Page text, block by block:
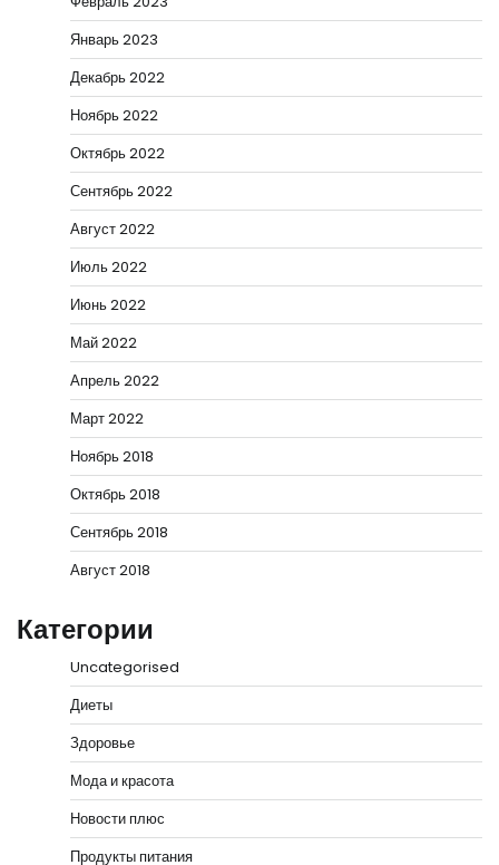
Январь 2023
Декабрь 2022
Ноябрь 2022
Октябрь 2022
Сентябрь 2022
Август 2022
Июль 2022
Июнь 2022
Май 2022
Апрель 2022
Март 2022
Ноябрь 2018
Октябрь 2018
Сентябрь 2018
Август 2018
Категории
Uncategorised
Диеты
Здоровье
Мода и красота
Новости плюс
Продукты питания